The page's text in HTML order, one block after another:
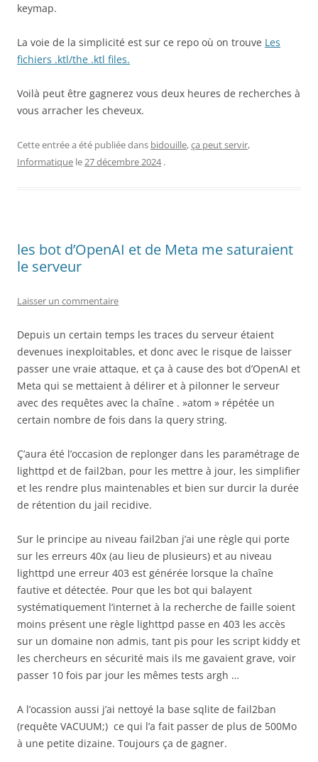
keymap.
La voie de la simplicité est sur ce repo où on trouve Les
fichiers .ktl/the .ktl files.
Voilà peut être gagnerez vous deux heures de recherches à
vous arracher les cheveux.
Cette entrée a été publiée dans bidouille,ça peut servir,
Informatique le27 décembre 2024 .
les bot d’OpenAI et de Meta me saturaient
le serveur
Laisser un commentaire
Depuis un certain temps les traces du serveur étaient
devenues inexploitables, et donc avec le risque de laisser
passer une vraie attaque, et ça à cause des bot d’OpenAI et
Meta qui se mettaient à délirer et à pilonner le serveur
avec des requêtes avec la chaîne . »atom » répétée un
certain nombre de fois dans la query string.
Ç’aura été l’occasion de replonger dans les paramétrage de
lighttpd et de fail2ban, pour les mettre à jour, les simplifier
et les rendre plus maintenables et bien sur durcir la durée
de rétention du jail recidive.
Sur le principe au niveau fail2ban j’ai une règle qui porte
sur les erreurs 40x (au lieu de plusieurs) et au niveau
lighttpd une erreur 403 est générée lorsque la chaîne
fautive et détectée. Pour que les bot qui balayent
systématiquement l’internet à la recherche de faille soient
moins présent une règle lighttpd passe en 403 les accès
sur un domaine non admis, tant pis pour les script kiddy et
les chercheurs en sécurité mais ils me gavaient grave, voir
passer 10 fois par jour les mêmes tests argh …
A l’ocassion aussi j’ai nettoyé la base sqlite de fail2ban
(requête VACUUM;) ce qui l’a fait passer de plus de 500Mo
à une petite dizaine. Toujours ça de gagner.